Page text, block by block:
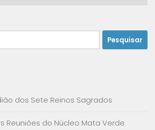
dos Sete Reinos Sagrados
Reuniões do Núcleo Mata Verde